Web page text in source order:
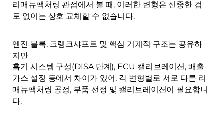
리매뉴팩처링 관점에서 볼 때, 이러한 변형은 신중한 검
토 없이는 상호 교체할 수 없습니다.
엔진 블록, 크랭크샤프트 및 핵심 기계적 구조는 공유하
지만
흡기 시스템 구성(DISA 단계), ECU 캘리브레이션, 배출
가스 설정 등에서 차이가 있어, 각 변형별로 서로 다른 리
매뉴팩처링 공정, 부품 선정 및 캘리브레이션이 필요합니
다.